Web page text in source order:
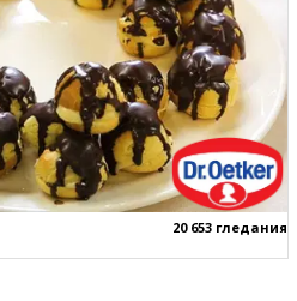
20 653 гледания